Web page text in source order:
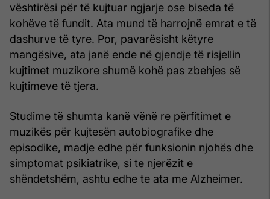
vështirësi për të kujtuar ngjarje ose biseda të
kohëve të fundit. Ata mund të harrojnë emrat e të
dashurve të tyre. Por, pavarësisht këtyre
mangësive, ata janë ende në gjendje të risjellin
kujtimet muzikore shumë kohë pas zbehjes së
kujtimeve të tjera.
Studime të shumta kanë vënë re përfitimet e
muzikës për kujtesën autobiografike dhe
episodike, madje edhe për funksionin njohës dhe
simptomat psikiatrike, si te njerëzit e
shëndetshëm, ashtu edhe te ata me Alzheimer.